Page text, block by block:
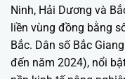
Ninh, Hải Dương và
liền vùng đồng bằng
Bắc. Dân số Bắc
đến năm 2024), nổi